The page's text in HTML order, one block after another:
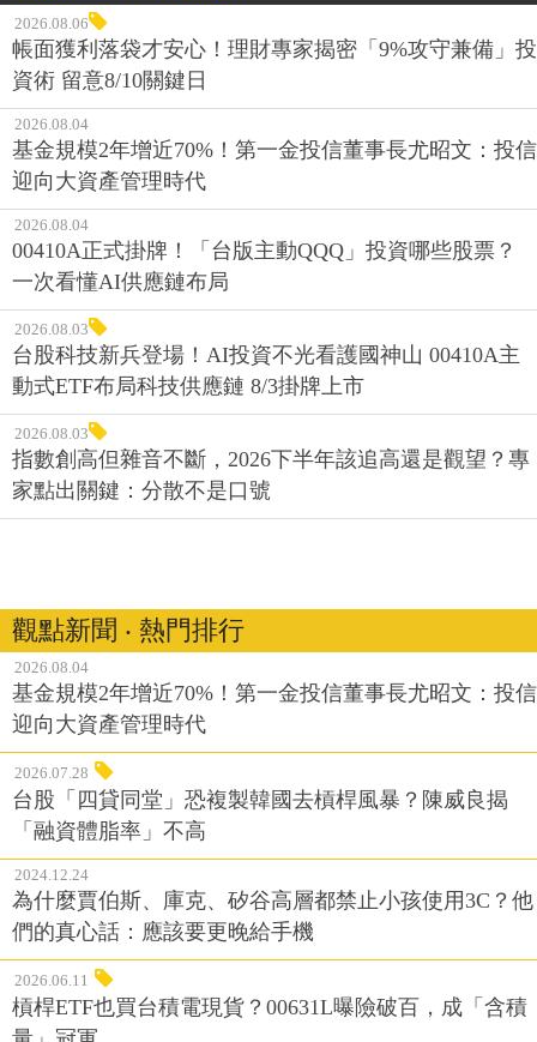
2026.08.06
帳面獲利落袋才安心！理財專家揭密「9%攻守兼備」投
資術 留意8/10關鍵日
2026.08.04
基金規模2年增近70%！第一金投信董事長尤昭文：投信
迎向大資產管理時代
2026.08.04
00410A正式掛牌！「台版主動QQQ」投資哪些股票？
一次看懂AI供應鏈布局
2026.08.03
台股科技新兵登場！AI投資不光看護國神山 00410A主
動式ETF布局科技供應鏈 8/3掛牌上市
2026.08.03
指數創高但雜音不斷，2026下半年該追高還是觀望？專
家點出關鍵：分散不是口號
觀點新聞 ‧ 熱門排行
2026.08.04
基金規模2年增近70%！第一金投信董事長尤昭文：投信
迎向大資產管理時代
2026.07.28
台股「四貸同堂」恐複製韓國去槓桿風暴？陳威良揭
「融資體脂率」不高
2024.12.24
為什麼賈伯斯、庫克、矽谷高層都禁止小孩使用3C？他
們的真心話：應該要更晚給手機
2026.06.11
槓桿ETF也買台積電現貨？00631L曝險破百，成「含積